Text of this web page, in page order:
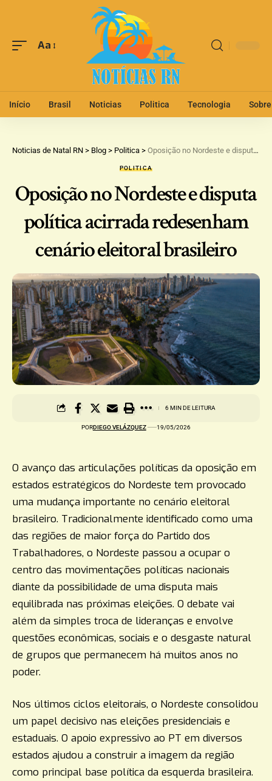
Aa
Início Brasil Noticias Politica Tecnologia
Noticias de Natal RN > Blog > Politica > Oposição no Nordeste e disputa política acirrada redesenham cenário eleitoral brasileiro
POLITICA
Oposição no Nordeste e disputa
política acirrada redesenham
cenário eleitoral brasileiro
PORDIEGO VELÁZQUEZ 19/05/2026
6 MIN DE LEITURA
O avanço das articulações políticas da oposição em
estados estratégicos do Nordeste tem provocado
uma mudança importante no cenário eleitoral
brasileiro. Tradicionalmente identificado como uma
das regiões de maior força do Partido dos
Trabalhadores, o Nordeste passou a ocupar o
centro das movimentações políticas nacionais
diante da possibilidade de uma disputa mais
equilibrada nas próximas eleições. O debate vai
além da simples troca de lideranças e envolve
questões econômicas, sociais e o desgaste natural
de grupos que permanecem há muitos anos no
poder.
Nos últimos ciclos eleitorais, o Nordeste consolidou
um papel decisivo nas eleições presidenciais e
estaduais. O apoio expressivo ao PT em diversos
estados ajudou a construir a imagem da região
como principal base política da esquerda brasileira.